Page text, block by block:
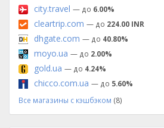
city.travel — до 6.00%
cleartrip.com — до 224.00 INR
dhgate.com — до 40.80%
moyo.ua — до 2.00%
gold.ua — до 4.24%
chicco.com.ua — до 5.60%
Все магазины с кэшбэком (8)